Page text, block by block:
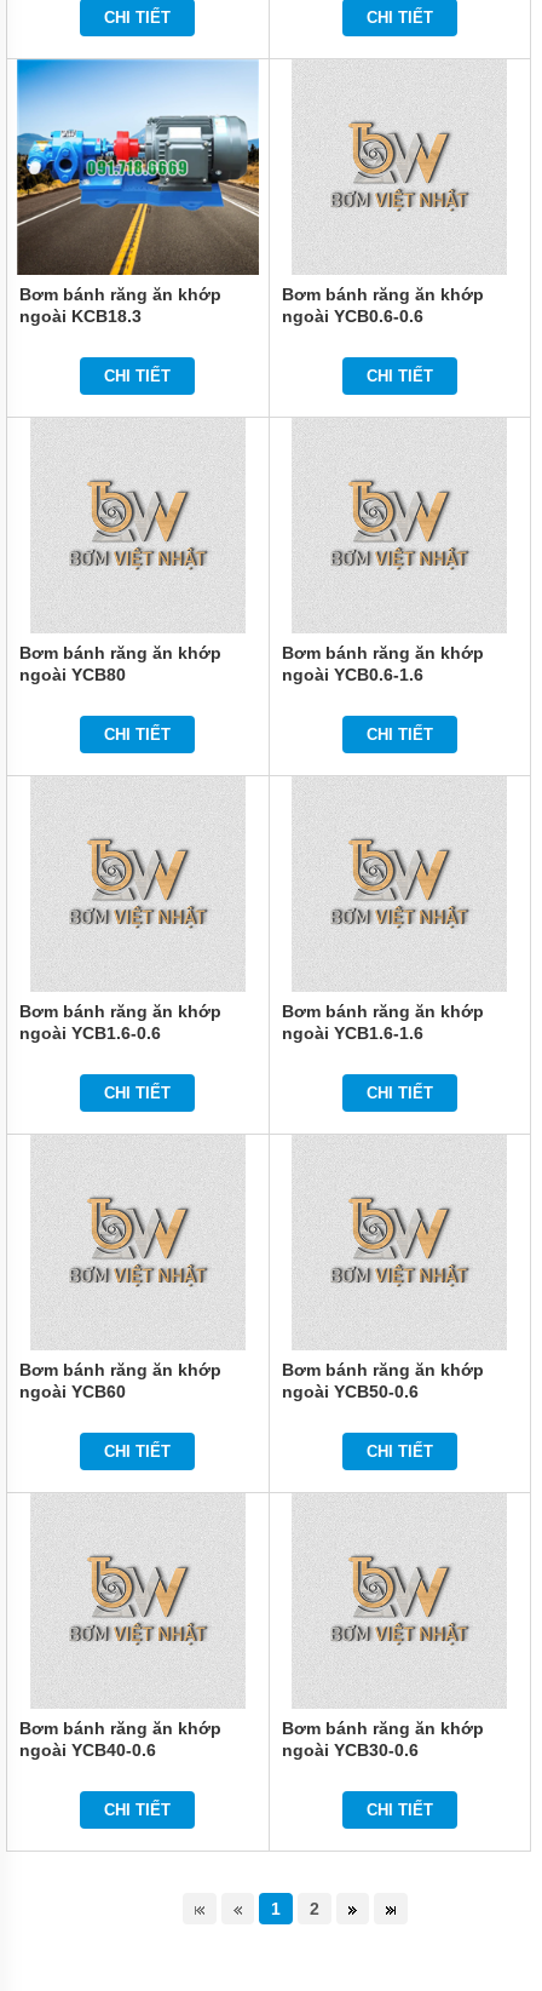
CHI TIẾT CHI TIẾT
Bơm bánh răng ăn khớp
ngoài KCB18.3
CHI TIẾT
Bơm bánh răng ăn khớp
ngoài YCB0.6-0.6
CHI TIẾT
Bơm bánh răng ăn khớp
ngoài YCB80
CHI TIẾT
Bơm bánh răng ăn khớp
ngoài YCB0.6-1.6
CHI TIẾT
Bơm bánh răng ăn khớp
ngoài YCB1.6-0.6
CHI TIẾT
Bơm bánh răng ăn khớp
ngoài YCB1.6-1.6
CHI TIẾT
Bơm bánh răng ăn khớp
ngoài YCB60
CHI TIẾT
Bơm bánh răng ăn khớp
ngoài YCB50-0.6
CHI TIẾT
Bơm bánh răng ăn khớp
ngoài YCB40-0.6
CHI TIẾT
Bơm bánh răng ăn khớp
ngoài YCB30-0.6
CHI TIẾT
1 2